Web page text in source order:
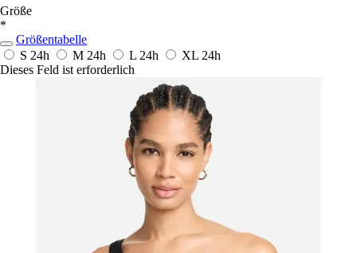
Größe
*
Größentabelle
S 24h M 24h L 24h XL 24h
Dieses Feld ist erforderlich